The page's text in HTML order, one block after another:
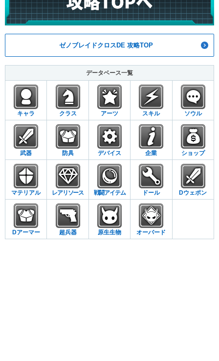
ゼノブレイドクロスDE 攻略TOP
データベース一覧
キャラ クラス アーツ スキル ソウル
武器 防具 デバイス 企業 ショップ
マテリアル レアリソース 戦闘アイテム ドール Dウェポン
Dアーマー 超兵器 原生生物 オーバード